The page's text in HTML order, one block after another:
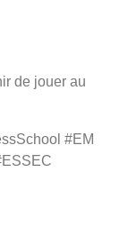
de jouer au
#EM